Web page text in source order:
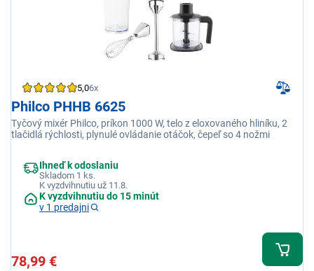
5,06x
Philco PHHB 6625
Tyčový mixér Philco, príkon 1000 W, telo z eloxovaného hliníku, 2
tlačidlá rýchlosti, plynulé ovládanie otáčok, čepeľ so 4 nožmi
Ihneď k odoslaniu
Skladom 1 ks.
K vyzdvihnutiu už 11.8.
K vyzdvihnutiu do 15 minút
v 1 predajni
78,99 €